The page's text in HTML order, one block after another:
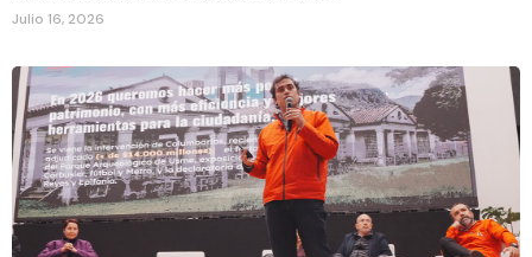
Julio 16, 2026